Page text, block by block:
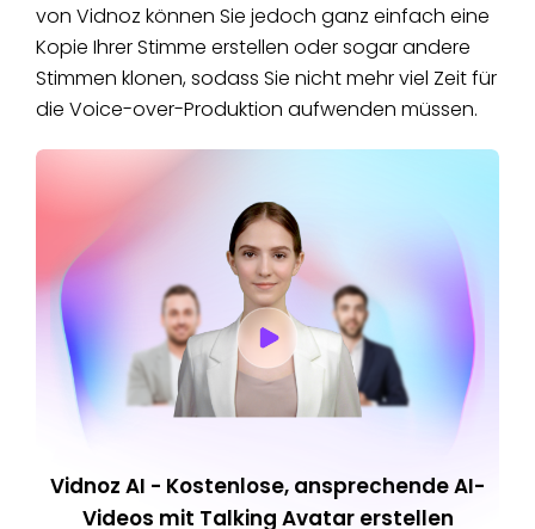
von Vidnoz können Sie jedoch ganz einfach eine
Kopie Ihrer Stimme erstellen oder sogar andere
Stimmen klonen, sodass Sie nicht mehr viel Zeit für
die Voice-over-Produktion aufwenden müssen.
Vidnoz AI - Kostenlose, ansprechende AI-
Videos mit Talking Avatar erstellen